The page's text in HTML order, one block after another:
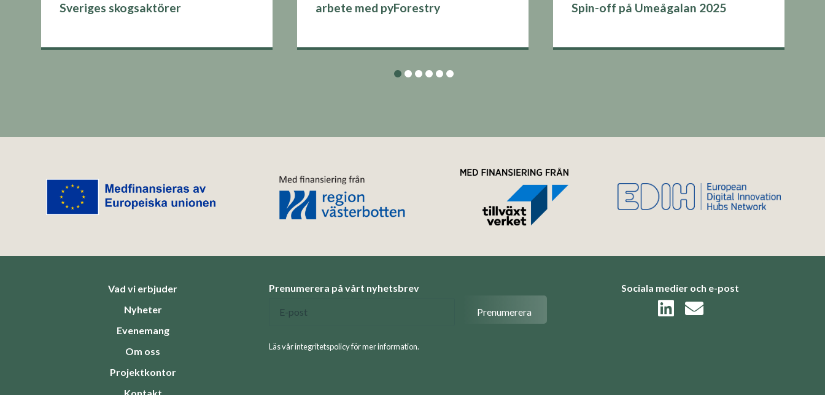
Sveriges skogsaktörer
arbete med pyForestry
Spin-off på Umeågalan 2025
Vad vi erbjuder
Nyheter
Evenemang
Om oss
Projektkontor
Prenumerera på vårt nyhetsbrev
Läs vår integritetspolicy för mer information.
Sociala medier och e-post